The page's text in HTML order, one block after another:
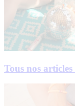
Tous nos articles